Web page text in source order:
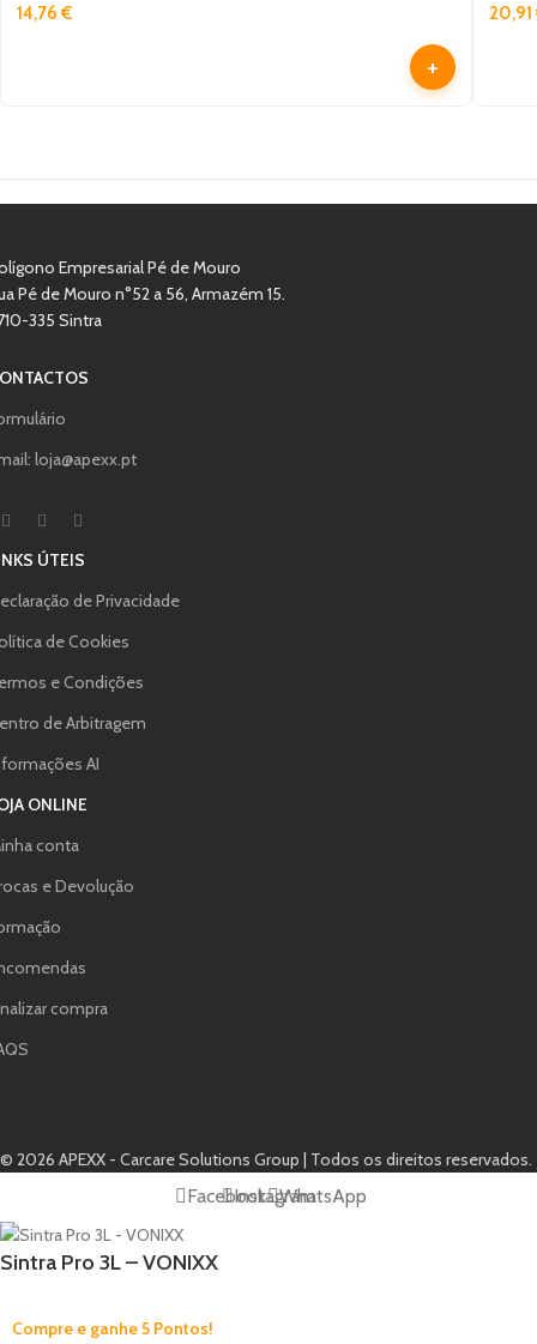
14,76€
+
20,91
Empresarial Pé de Mouro
Pé de Mouro n°52 a 56, Armazém 15.
335 Sintra
loja@apexx.pt
ÚTEIS
de Privacidade
de Cookies
e Condições
de Arbitragem
AI
ONLINE
conta
e Devolução
compra
© 2026 APEXX - Carcare Solutions Group | Todos os direitos reservados.
FacebookInstagramWhatsApp
Sintra Pro 3L – VONIXX
Compre e ganhe 5 Pontos!